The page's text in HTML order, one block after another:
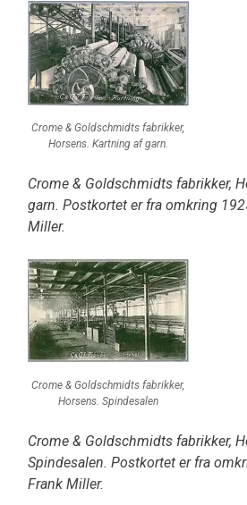
Crome & Goldschmidts fabrikker,
Horsens. Kartning af garn.
Crome & Goldschmidts fabrikker,
garn. Postkortet er fra omkring
Miller.
Crome & Goldschmidts fabrikker,
Horsens. Spindesalen
Crome & Goldschmidts fabrikker,
Spindesalen. Postkortet er fra
Frank Miller.